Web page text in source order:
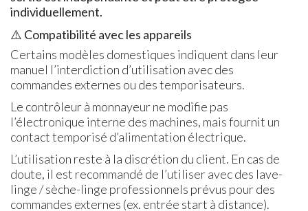
individuellement.
⚠️ Compatibilité avec les appareils
Certains modèles domestiques indiquent dans leur
manuel l’interdiction d’utilisation avec des
commandes externes ou des temporisateurs.
Le contrôleur à monnayeur ne modifie pas
l’électronique interne des machines, mais fournit un
contact temporisé d’alimentation électrique.
L’utilisation reste à la discrétion du client. En cas de
doute, il est recommandé de l’utiliser avec des lave-
linge / sèche-linge professionnels prévus pour des
commandes externes (ex. entrée start à distance).